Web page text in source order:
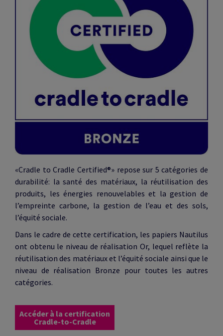
«Cradle to Cradle Certified®» repose sur 5 catégories de
durabilité: la santé des matériaux, la réutilisation des
produits, les énergies renouvelables et la gestion de
l’empreinte carbone, la gestion de l’eau et des sols,
l’équité sociale.
Dans le cadre de cette certification, les papiers Nautilus
ont obtenu le niveau de réalisation Or, lequel reflète la
réutilisation des matériaux et l’équité sociale ainsi que le
niveau de réalisation Bronze pour toutes les autres
catégories.
Accéder à la certification
Cradle-to-Cradle